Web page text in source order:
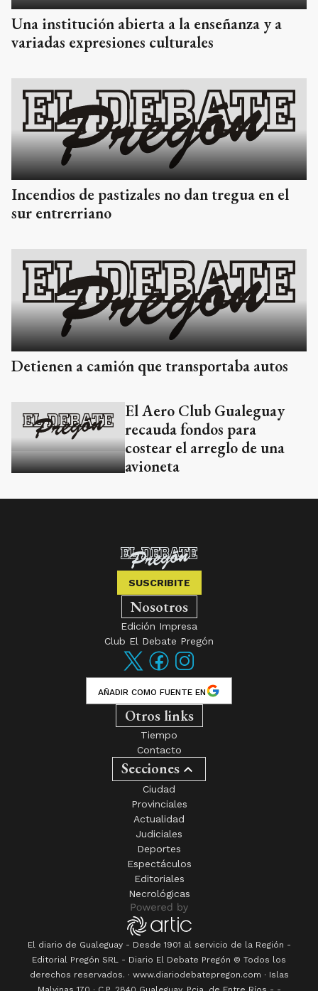
Una institución abierta a la enseñanza y a
variadas expresiones culturales
Incendios de pastizales no dan tregua en el
sur entrerriano
Detienen a camión que transportaba autos
El Aero Club Gualeguay
recauda fondos para
costear el arreglo de una
avioneta
SUSCRIBITE
Nosotros
Edición Impresa
Club El Debate Pregón
AÑADIR COMO FUENTE EN
Otros links
Tiempo
Contacto
Secciones
Ciudad
Provinciales
Actualidad
Judiciales
Deportes
Espectáculos
Editoriales
Necrológicas
El diario de Gualeguay - Desde 1901 al servicio de la Región -
Editorial Pregón SRL
- Diario El Debate Pregón © Todos los
derechos reservados. · www.diariodebatepregon.com · Islas